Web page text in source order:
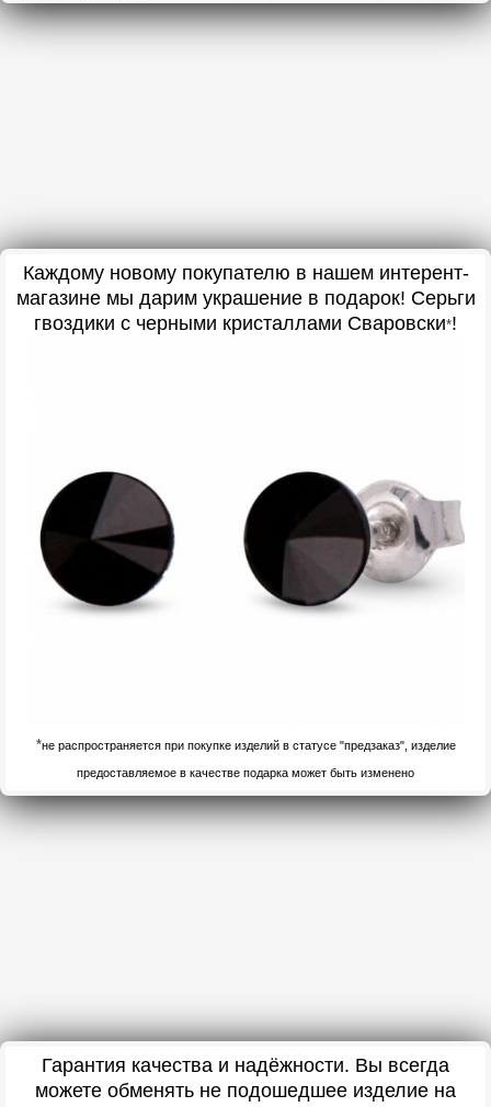
Каждому новому покупателю в нашем интерент-
магазине мы дарим украшение в подарок! Серьги
гвоздики с черными кристаллами Сваровски*!
*не распространяется при покупке изделий в статусе "предзаказ", изделие
предоставляемое в качестве подарка может быть изменено
Гарантия качества и надёжности. Вы всегда
можете обменять не подошедшее изделие на